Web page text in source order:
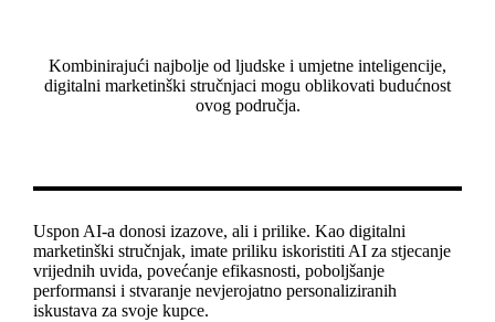
Kombinirajući najbolje od ljudske i umjetne inteligencije,
digitalni marketinški stručnjaci mogu oblikovati budućnost
ovog područja.
Uspon AI-a donosi izazove, ali i prilike. Kao digitalni
marketinški stručnjak, imate priliku iskoristiti AI za stjecanje
vrijednih uvida, povećanje efikasnosti, poboljšanje
performansi i stvaranje nevjerojatno personaliziranih
iskustava za svoje kupce.